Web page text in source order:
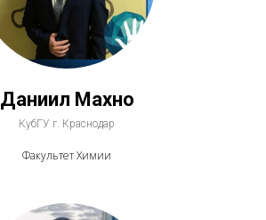
Даниил Махно
КубГУ г. Краснодар
Факультет Химии